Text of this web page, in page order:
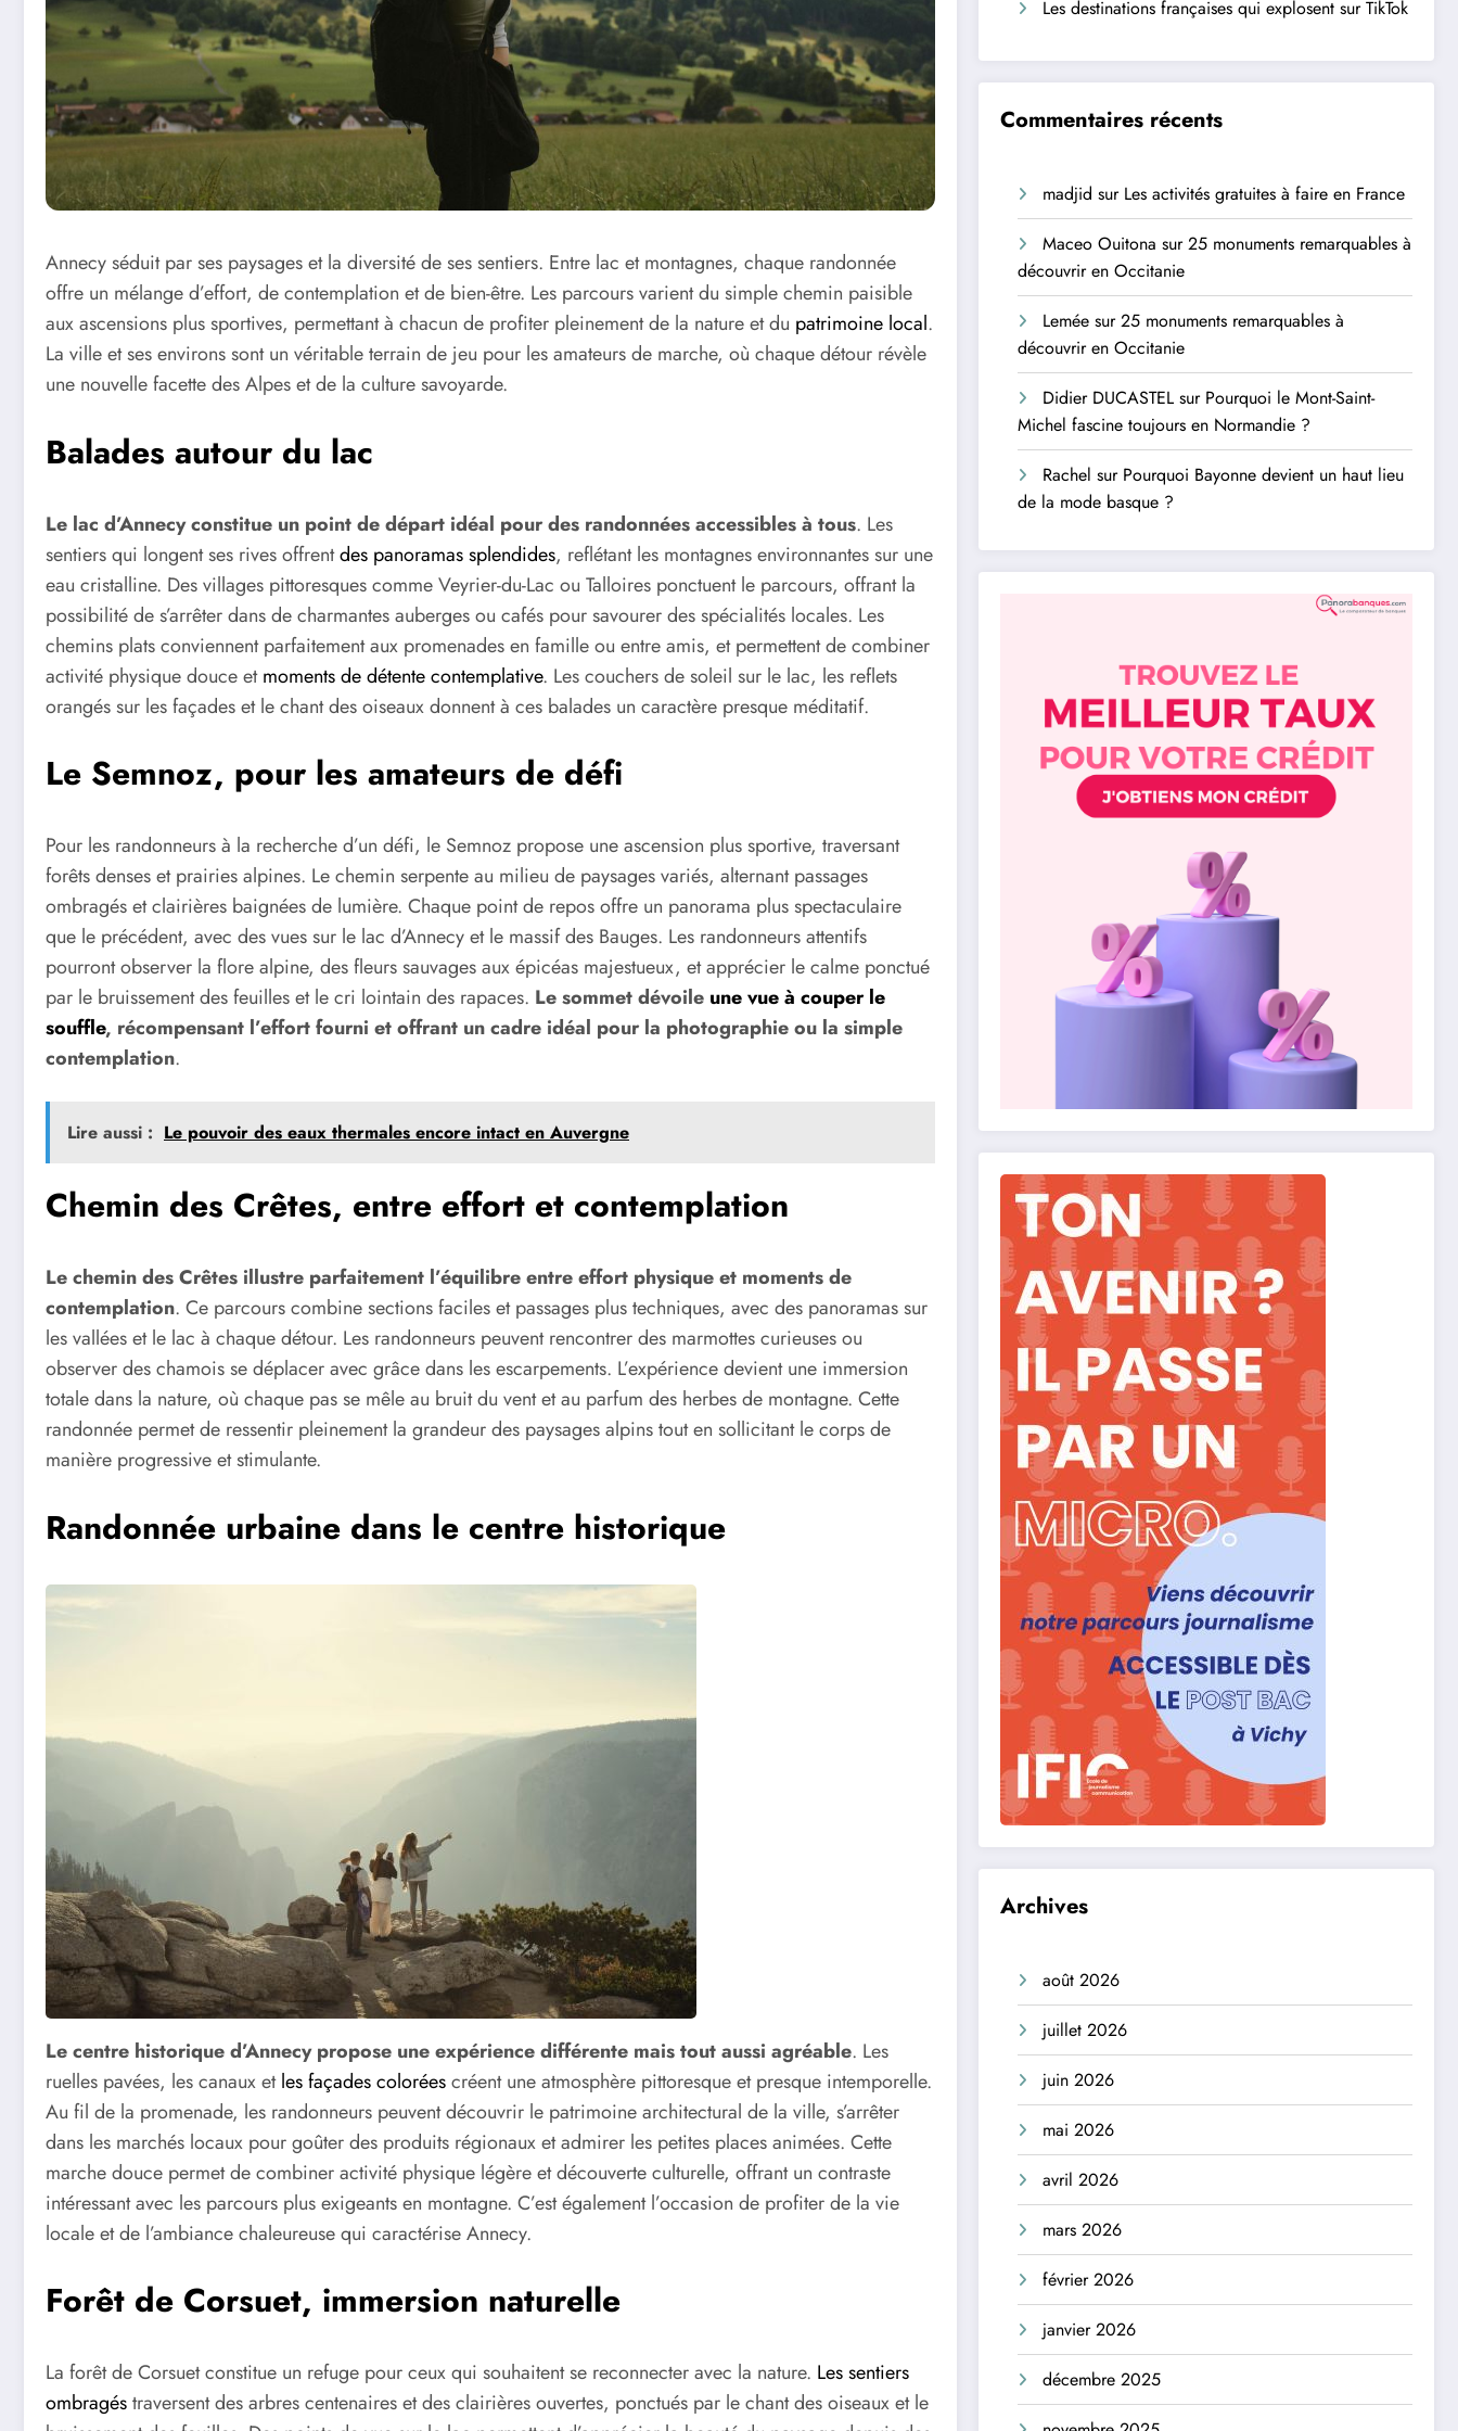
Annecy séduit par ses paysages et la diversité de ses sentiers. Entre lac et montagnes, chaque randonnée
offre un mélange d’effort, de contemplation et de bien-être. Les parcours varient du simple chemin paisible
aux ascensions plus sportives, permettant à chacun de profiter pleinement de la nature et du patrimoine local.
La ville et ses environs sont un véritable terrain de jeu pour les amateurs de marche, où chaque détour révèle
une nouvelle facette des Alpes et de la culture savoyarde.
Balades autour du lac
Le lac d’Annecy constitue un point de départ idéal pour des randonnées accessibles à tous. Les
sentiers qui longent ses rives offrentdes panoramas splendides, reflétant les montagnes environnantes sur une
eau cristalline. Des villages pittoresques comme Veyrier-du-Lac ou Talloires ponctuent le parcours, offrant la
possibilité de s’arrêter dans de charmantes auberges ou cafés pour savourer des spécialités locales. Les
chemins plats conviennent parfaitement aux promenades en famille ou entre amis, et permettent de combiner
activité physique douce etmoments de détente contemplative. Les couchers de soleil sur le lac, les reflets
orangés sur les façades et le chant des oiseaux donnent à ces balades un caractère presque méditatif.
Le Semnoz, pour les amateurs de défi
Pour les randonneurs à la recherche d’un défi, le Semnoz propose une ascension plus sportive, traversant
forêts denses et prairies alpines. Le chemin serpente au milieu de paysages variés, alternant passages
ombragés et clairières baignées de lumière. Chaque point de repos offre un panorama plus spectaculaire
que le précédent, avec des vues sur le lac d’Annecy et le massif des Bauges. Les randonneurs attentifs
pourront observer la flore alpine, des fleurs sauvages aux épicéas majestueux, et apprécier le calme ponctué
par le bruissement des feuilles et le cri lointain des rapaces. Le sommet dévoile une vue à couper le
souffle, récompensant l’effort fourni et offrant un cadre idéal pour la photographie ou la simple
contemplation.
Lire aussi : Le pouvoir des eaux thermales encore intact en Auvergne
Chemin des Crêtes, entre effort et contemplation
Le chemin des Crêtes illustre parfaitement l’équilibre entre effort physique et moments de
contemplation. Ce parcours combine sections faciles et passages plus techniques, avec des panoramas sur
les vallées et le lac à chaque détour. Les randonneurs peuvent rencontrer des marmottes curieuses ou
observer des chamois se déplacer avec grâce dans les escarpements. L’expérience devient une immersion
totale dans la nature, où chaque pas se mêle au bruit du vent et au parfum des herbes de montagne. Cette
randonnée permet de ressentir pleinement la grandeur des paysages alpins tout en sollicitant le corps de
manière progressive et stimulante.
Randonnée urbaine dans le centre historique
Le centre historique d’Annecy propose une expérience différente mais tout aussi agréable. Les
ruelles pavées, les canaux etles façades coloréescréent une atmosphère pittoresque et presque intemporelle.
Au fil de la promenade, les randonneurs peuvent découvrir le patrimoine architectural de la ville, s’arrêter
dans les marchés locaux pour goûter des produits régionaux et admirer les petites places animées. Cette
marche douce permet de combiner activité physique légère et découverte culturelle, offrant un contraste
intéressant avec les parcours plus exigeants en montagne. C’est également l’occasion de profiter de la vie
locale et de l’ambiance chaleureuse qui caractérise Annecy.
Forêt de Corsuet, immersion naturelle
La forêt de Corsuet constitue un refuge pour ceux qui souhaitent se reconnecter avec la nature. Les sentiers
ombragéstraversent des arbres centenaires et des clairières ouvertes, ponctués par le chant des oiseaux et le
Les destinations françaises qui explosent sur TikTok
Commentaires récents
madjid sur Les activités gratuites à faire en France
Maceo Ouitona sur25 monuments remarquables à
découvrir en Occitanie
Lemée sur25 monuments remarquables à
découvrir en Occitanie
Didier DUCASTEL sur Pourquoi le Mont-Saint-
Michel fascine toujours en Normandie ?
Rachel sur Pourquoi Bayonne devient un haut lieu
de la mode basque ?
Archives
août 2026
juillet 2026
juin 2026
mai 2026
avril 2026
mars 2026
février 2026
janvier 2026
décembre 2025